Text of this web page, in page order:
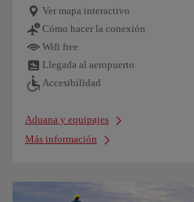
Ver mapa interactivo
Cómo hacer la conexión
Wifi free
Llegada al aeropuerto
Accesibilidad
Aduana y equipajes
Más información